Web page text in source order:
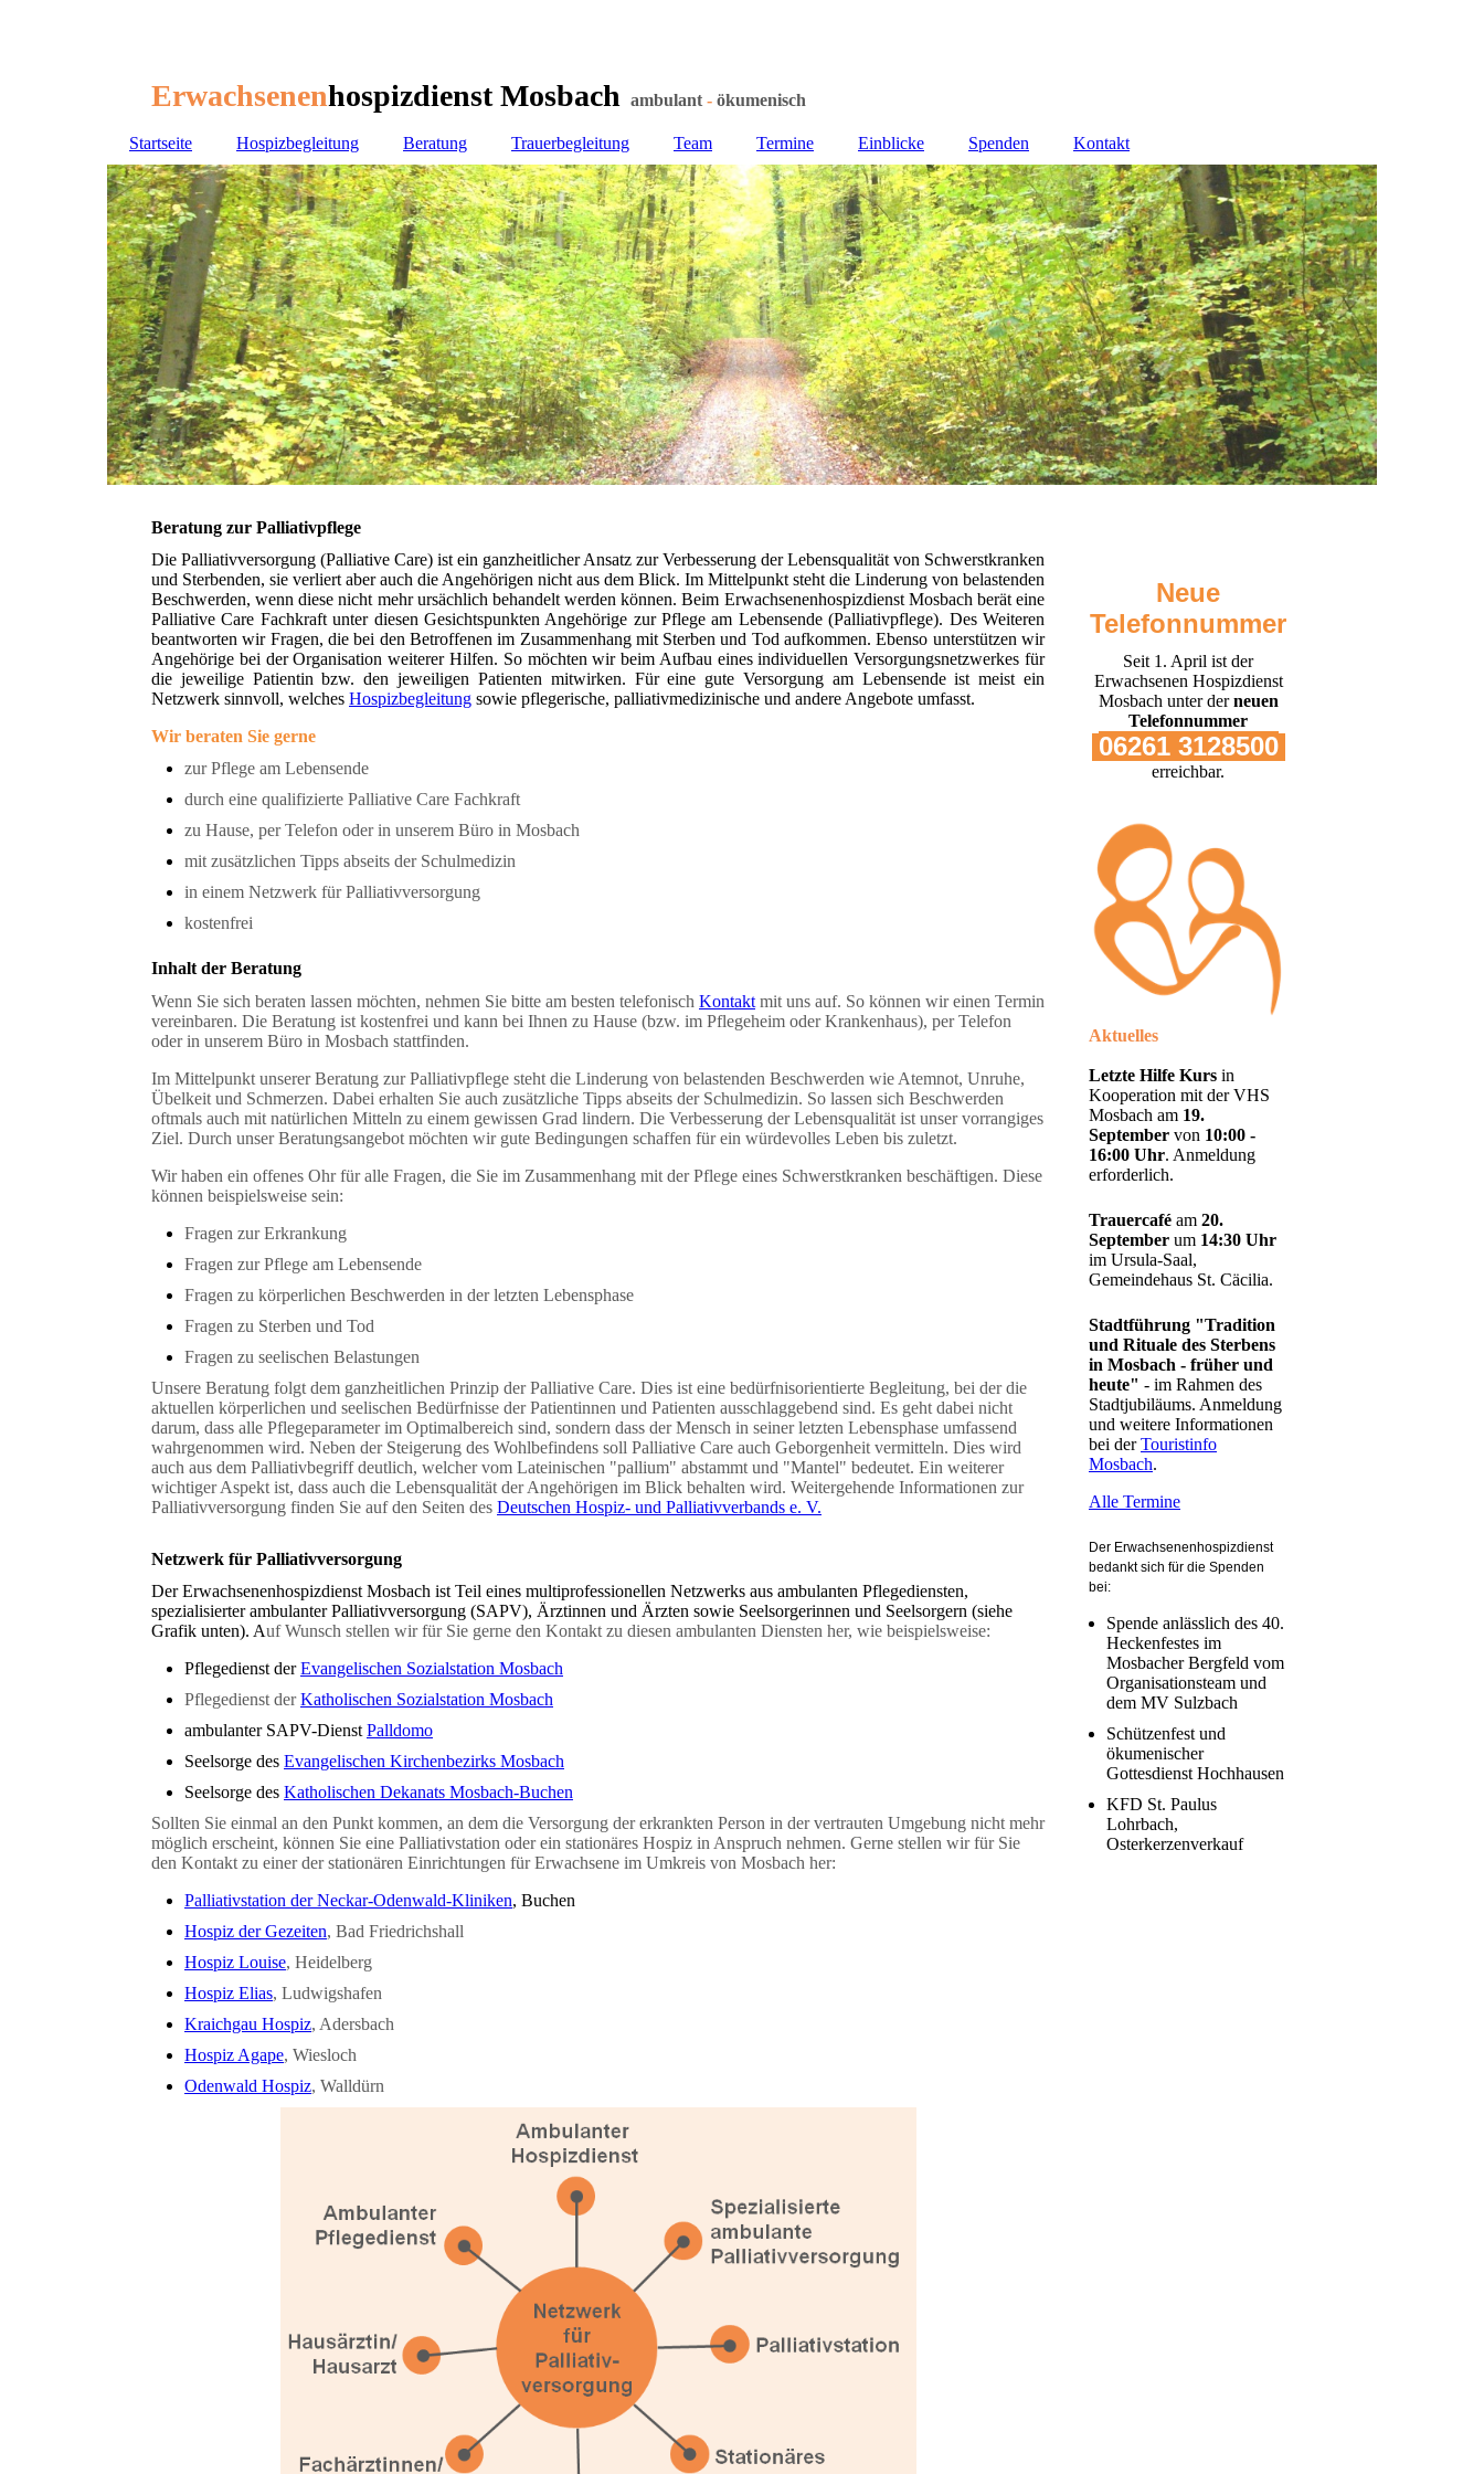
Erwachsenenhospizdienst Mosbach ambulant - ökumenisch
Startseite Hospizbegleitung Beratung Trauerbegleitung Team Termine Einblicke Spenden Kontakt
Beratung zur Palliativpflege
Die Palliativversorgung (Palliative Care) ist ein ganzheitlicher Ansatz zur Verbesserung der Lebensqualität von Schwerstkranken
und Sterbenden, sie verliert aber auch die Angehörigen nicht aus dem Blick. Im Mittelpunkt steht die Linderung von belastenden
Beschwerden, wenn diese nicht mehr ursächlich behandelt werden können. Beim Erwachsenenhospizdienst Mosbach berät eine
Palliative Care Fachkraft unter diesen Gesichtspunkten Angehörige zur Pflege am Lebensende (Palliativpflege). Des Weiteren
beantworten wir Fragen, die bei den Betroffenen im Zusammenhang mit Sterben und Tod aufkommen. Ebenso unterstützen wir
Angehörige bei der Organisation weiterer Hilfen. So möchten wir beim Aufbau eines individuellen Versorgungsnetzwerkes für
die jeweilige Patientin bzw. den jeweiligen Patienten mitwirken. Für eine gute Versorgung am Lebensende ist meist ein
Netzwerk sinnvoll, welches Hospizbegleitung sowie pflegerische, palliativmedizinische und andere Angebote umfasst.
Wir beraten Sie gerne
zur Pflege am Lebensende
durch eine qualifizierte Palliative Care Fachkraft
zu Hause, per Telefon oder in unserem Büro in Mosbach
mit zusätzlichen Tipps abseits der Schulmedizin
in einem Netzwerk für Palliativversorgung
kostenfrei
Inhalt der Beratung
Wenn Sie sich beraten lassen möchten, nehmen Sie bitte am besten telefonisch Kontakt mit uns auf. So können wir einen Termin
vereinbaren. Die Beratung ist kostenfrei und kann bei Ihnen zu Hause (bzw. im Pflegeheim oder Krankenhaus), per Telefon
oder in unserem Büro in Mosbach stattfinden.
Im Mittelpunkt unserer Beratung zur Palliativpflege steht die Linderung von belastenden Beschwerden wie Atemnot, Unruhe,
Übelkeit und Schmerzen. Dabei erhalten Sie auch zusätzliche Tipps abseits der Schulmedizin. So lassen sich Beschwerden
oftmals auch mit natürlichen Mitteln zu einem gewissen Grad lindern. Die Verbesserung der Lebensqualität ist unser vorrangiges
Ziel. Durch unser Beratungsangebot möchten wir gute Bedingungen schaffen für ein würdevolles Leben bis zuletzt.
Wir haben ein offenes Ohr für alle Fragen, die Sie im Zusammenhang mit der Pflege eines Schwerstkranken beschäftigen. Diese
können beispielsweise sein:
Fragen zur Erkrankung
Fragen zur Pflege am Lebensende
Fragen zu körperlichen Beschwerden in der letzten Lebensphase
Fragen zu Sterben und Tod
Fragen zu seelischen Belastungen
Unsere Beratung folgt dem ganzheitlichen Prinzip der Palliative Care. Dies ist eine bedürfnisorientierte Begleitung, bei der die
aktuellen körperlichen und seelischen Bedürfnisse der Patientinnen und Patienten ausschlaggebend sind. Es geht dabei nicht
darum, dass alle Pflegeparameter im Optimalbereich sind, sondern dass der Mensch in seiner letzten Lebensphase umfassend
wahrgenommen wird. Neben der Steigerung des Wohlbefindens soll Palliative Care auch Geborgenheit vermitteln. Dies wird
auch aus dem Palliativbegriff deutlich, welcher vom Lateinischen "pallium" abstammt und "Mantel" bedeutet. Ein weiterer
wichtiger Aspekt ist, dass auch die Lebensqualität der Angehörigen im Blick behalten wird. Weitergehende Informationen zur
Palliativversorgung finden Sie auf den Seiten des Deutschen Hospiz- und Palliativverbands e. V.
Netzwerk für Palliativversorgung
Der Erwachsenenhospizdienst Mosbach ist Teil eines multiprofessionellen Netzwerks aus ambulanten Pflegediensten,
spezialisierter ambulanter Palliativversorgung (SAPV), Ärztinnen und Ärzten sowie Seelsorgerinnen und Seelsorgern (siehe
Grafik unten). Auf Wunsch stellen wir für Sie gerne den Kontakt zu diesen ambulanten Diensten her, wie beispielsweise:
Pflegedienst derEvangelischen Sozialstation Mosbach
Pflegedienst derKatholischen Sozialstation Mosbach
ambulanter SAPV-Dienst Palldomo
Seelsorge des Evangelischen Kirchenbezirks Mosbach
Seelsorge des Katholischen Dekanats Mosbach-Buchen
Sollten Sie einmal an den Punkt kommen, an dem die Versorgung der erkrankten Person in der vertrauten Umgebung nicht mehr
möglich erscheint, können Sie eine Palliativstation oder ein stationäres Hospiz in Anspruch nehmen. Gerne stellen wir für Sie
den Kontakt zu einer derstationären Einrichtungen für Erwachsene im Umkreis von Mosbach her:
Palliativstation der Neckar-Odenwald-Kliniken, Buchen
Hospiz der Gezeiten, Bad Friedrichshall
Hospiz Louise, Heidelberg
Hospiz Elias, Ludwigshafen
Kraichgau Hospiz, Adersbach
Hospiz Agape, Wiesloch
Odenwald Hospiz, Walldürn
Neue
Telefonnummer
Seit 1. April ist der
Erwachsenen Hospizdienst
Mosbach unter derneuen
Telefonnummer
06261 3128500
erreichbar.
Aktuelles
Letzte Hilfe Kurs in
Kooperation mit der VHS
Mosbach am 19.
September von 10:00 -
16:00 Uhr. Anmeldung
erforderlich.
Trauercafé am 20.
September um 14:30 Uhr
im Ursula-Saal,
Gemeindehaus St. Cäcilia.
Stadtführung "Tradition
und Rituale des Sterbens
in Mosbach - früher und
heute" - im Rahmen des
Stadtjubiläums. Anmeldung
und weitere Informationen
bei derTouristinfo
Mosbach.
Alle Termine
Der Erwachsenenhospizdienst
bedankt sich für die Spenden
bei:
Spende anlässlich des 40.
Heckenfestes im
Mosbacher Bergfeld vom
Organisationsteam und
dem MV Sulzbach
Schützenfest und
ökumenischer
Gottesdienst Hochhausen
KFD St. Paulus
Lohrbach,
Osterkerzenverkauf